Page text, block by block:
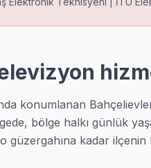
→
ikinci el cihaz alırken
konumlanan
bölge halkı günlük
güzergahına kadar